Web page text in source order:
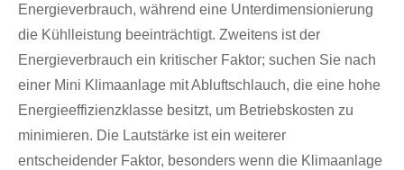
Energieverbrauch, während eine Unterdimensionierung
die Kühlleistung beeinträchtigt. Zweitens ist der
Energieverbrauch ein kritischer Faktor; suchen Sie nach
einer Mini Klimaanlage mit Abluftschlauch, die eine hohe
Energieeffizienzklasse besitzt, um Betriebskosten zu
minimieren. Die Lautstärke ist ein weiterer
entscheidender Faktor, besonders wenn die Klimaanlage